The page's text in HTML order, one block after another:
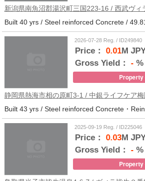
新潟県南魚沼郡湯沢町三国223-16 / 西武ヴィ
2026-07-28 Reg. / ID249840
Price： 0.01M
Gross Yield： - %
静岡県熱海市相の原町3-1 / 中銀ライフケア
2025-09-19 Reg. / ID225046
Price： 0.03M
Gross Yield： - %